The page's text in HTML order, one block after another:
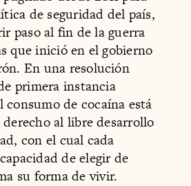
de seguridad del país,
paso al fin de la guerra
que inició en el gobierno
En una resolución
primera instancia
consumo de cocaína está
al libre desarrollo
con el cual cada
de elegir de
su forma de vivir.